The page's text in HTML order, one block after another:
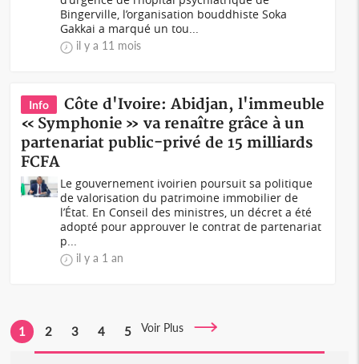
Bingerville, l’organisation bouddhiste Soka
Gakkai a marqué un tou...
il y a 11 mois
Info
Côte d'Ivoire: Abidjan, l'immeuble
« Symphonie » va renaître grâce à un
partenariat public-privé de 15 milliards
FCFA
Le gouvernement ivoirien poursuit sa politique
de valorisation du patrimoine immobilier de
l’État. En Conseil des ministres, un décret a été
adopté pour approuver le contrat de partenariat
p...
il y a 1 an
1 2 3 4 5 Voir Plus